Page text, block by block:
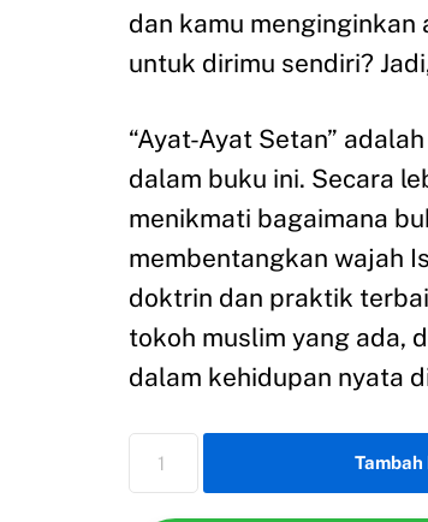
dan kamu
untuk dirimu sendiri?
“Ayat-Ayat Setan”
dalam buku ini. Secara
menikmati bagaimana
membentangkan wajah
doktrin dan praktik
tokoh muslim yang ada,
dalam kehidupan nyata